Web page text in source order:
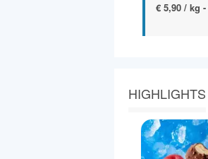
€ 5,90 / kg -
HIGHLIGHTS